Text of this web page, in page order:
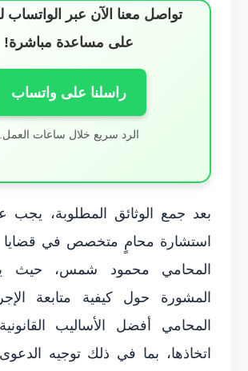
تواصل معنا الآن عبر
على مساعدة مباشرة!
راسلنا على واتساب
الرد سريع خلال ساعات العمل.
بعد جمع الوثائق المطلوبة، يجب
استشارة محامٍ متخصص في قضايا
المحامي محمود شمس، حيث
المشورة حول كيفية متابعة
المحامي أفضل الأساليب
اتخاذها، بما في ذلك توجيه